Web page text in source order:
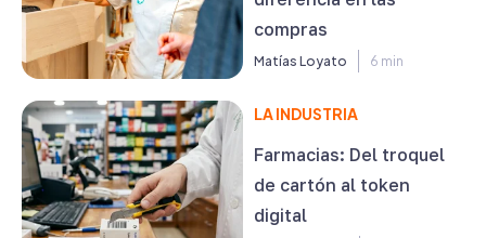
compras
Matías Loyato 6 min
LA INDUSTRIA
Farmacias: Del troquel
de cartón al token
digital